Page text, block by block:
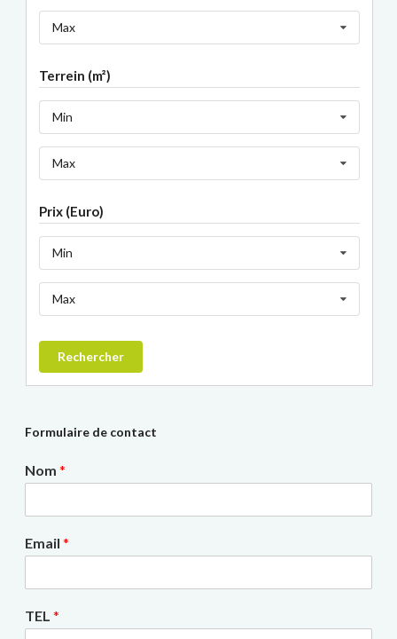
Max
Terrein (m²)
Min
Max
Prix (Euro)
Min
Max
Rechercher
Formulaire de contact
Nom *
Email *
TEL *